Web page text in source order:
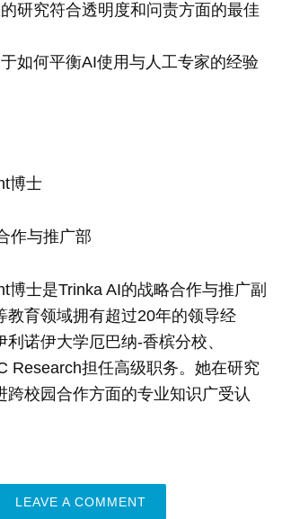
研究符合透明度和问责方面的最佳
如何平衡AI使用与人工专家的经验
博士
作与推广部
博士是Trinka AI的战略合作与推广副
教育领域拥有超过20年的领导经
诺伊大学厄巴纳-香槟分校、
Research担任高级职务。她在研究
跨校园合作方面的专业知识广受认
LEAVE A COMMENT